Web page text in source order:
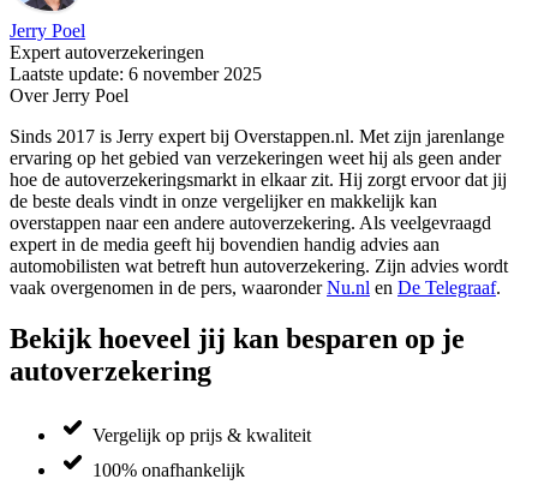
Jerry Poel
Expert autoverzekeringen
Laatste update: 6 november 2025
Over Jerry Poel
Sinds 2017 is Jerry expert bij Overstappen.nl. Met zijn jarenlange
ervaring op het gebied van verzekeringen weet hij als geen ander
hoe de autoverzekeringsmarkt in elkaar zit. Hij zorgt ervoor dat jij
de beste deals vindt in onze vergelijker en makkelijk kan
overstappen naar een andere autoverzekering. Als veelgevraagd
expert in de media geeft hij bovendien handig advies aan
automobilisten wat betreft hun autoverzekering. Zijn advies wordt
vaak overgenomen in de pers, waaronderNu.nl en De Telegraaf.
Bekijk hoeveel jij kan besparen op je
autoverzekering
Vergelijk op prijs & kwaliteit
100% onafhankelijk